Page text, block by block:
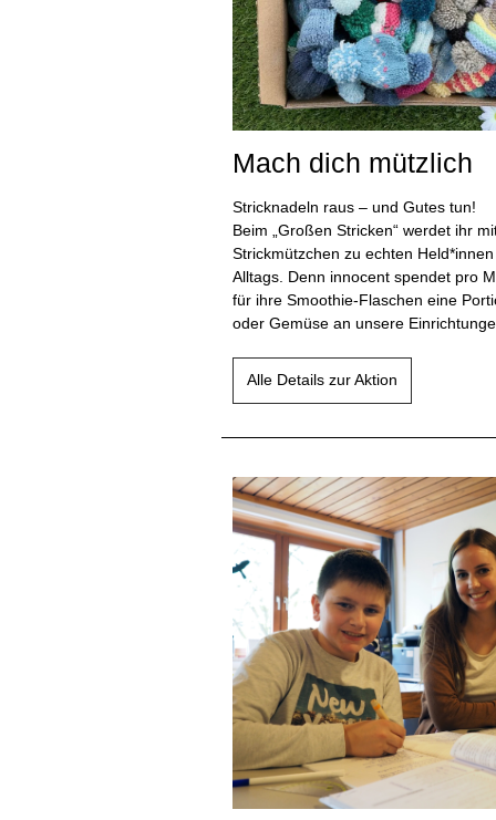
Mach dich mützlich
Stricknadeln raus – und Gutes tun!
Beim „Großen Stricken“ werdet ihr
Strickmützchen zu echten
Alltags. Denn innocent spendet pro
für ihre Smoothie‑Flaschen eine
oder Gemüse an unsere
Alle Details zur Aktion